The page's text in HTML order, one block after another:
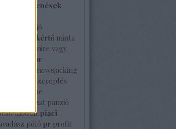
megjelenések
milyen a jó
szakértő minta
meg Te is mire vagy
pr
newsjacking
nyilvános szereplés
online
pályázat panzió
modell piaci
póló pr profit